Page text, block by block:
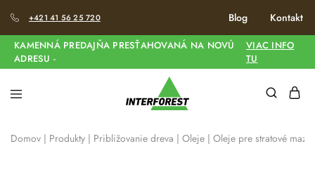
+421 41 56 25 720 Blog Kontakt
KAMENNÁ PREDAJŇA PRESŤAHOVANÁ NA NOVÚ
ADRESU -
VIAC INFO
TU
Domov | Produkty | Približovanie dreva | Oleje | Oleje pre stratové